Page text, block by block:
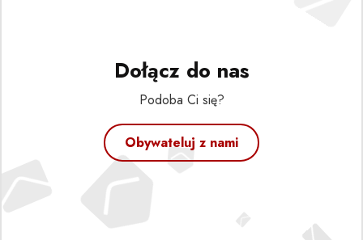
Dołącz do nas
Podoba Ci się?
Obywateluj z nami